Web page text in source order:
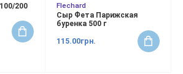
200
Flechard
Сыр Фета Парижская
буренка 500 г
115.00грн.